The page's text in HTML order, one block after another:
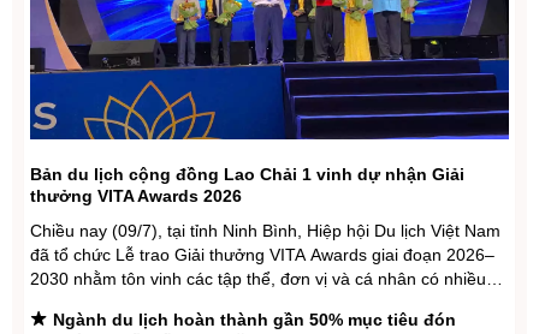
tăng trưởng cho Việt Nam
Lai Châu: Giao ban báo chí quý II, triển khai nhiệm vụ
trọng tâm quý III năm 2026
Không gian phát triển Việt Nam trong kỷ nguyên mới
Bản du lịch cộng đồng Lao Chải 1 vinh dự nhận Giải
thưởng VITA Awards 2026
Chiều nay (09/7), tại tỉnh Ninh Bình, Hiệp hội Du lịch Việt Nam
đã tổ chức Lễ trao Giải thưởng VITA Awards giai đoạn 2026–
2030 nhằm tôn vinh các tập thể, đơn vị và cá nhân có nhiều
Nam.Ngành du lịch hoàn thành gần 50% mục tiêu đón